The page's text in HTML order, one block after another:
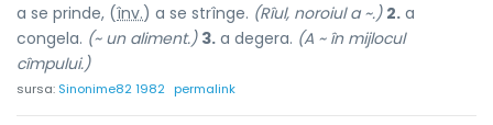
a se prinde, (înv.) a se strînge. (Rîul, noroiul a ~.) 2. a
congela. (~ un aliment.) 3. a degera. (A ~ în mijlocul
cîmpului.)
sursa: Sinonime82 1982 permalink